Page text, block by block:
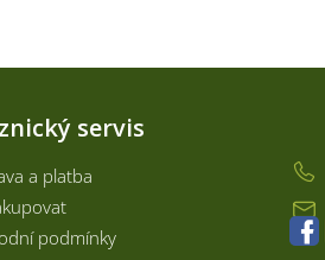
servis
a platba
podmínky